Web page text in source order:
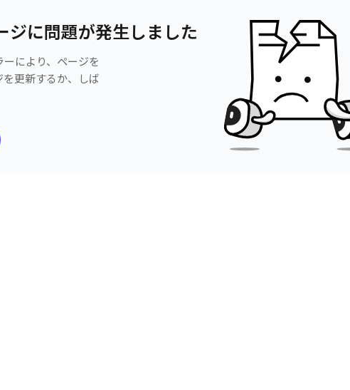
ジに問題が発生しました
により、ページを
更新するか、しば